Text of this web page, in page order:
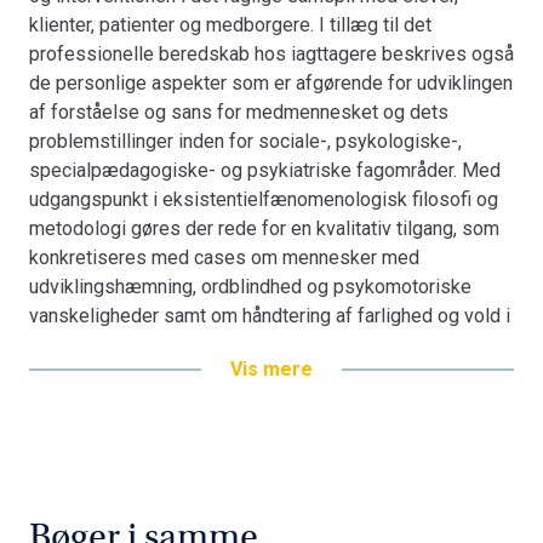
klienter, patienter og medborgere. I tillæg til det
professionelle beredskab hos iagttagere beskrives også
de personlige aspekter som er afgørende for udviklingen
af forståelse og sans for medmennesket og dets
problemstillinger inden for sociale-, psykologiske-,
specialpædagogiske- og psykiatriske fagområder. Med
udgangspunkt i eksistentielfænomenologisk filosofi og
metodologi gøres der rede for en kvalitativ tilgang, som
konkretiseres med cases om mennesker med
udviklingshæmning, ordblindhed og psykomotoriske
vanskeligheder samt om håndtering af farlighed og vold i
praksiseksempler inden for centrale temaer og
Vis mere